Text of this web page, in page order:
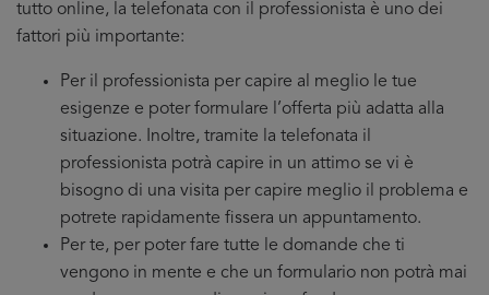
tutto online, la telefonata con il professionista è uno dei
fattori più importante:
Per il professionista per capire al meglio le tue
esigenze e poter formulare l’offerta più adatta alla
situazione. Inoltre, tramite la telefonata il
professionista potrà capire in un attimo se vi è
bisogno di una visita per capire meglio il problema e
potrete rapidamente fissera un appuntamento.
Per te, per poter fare tutte le domande che ti
vengono in mente e che un formulario non potrà mai